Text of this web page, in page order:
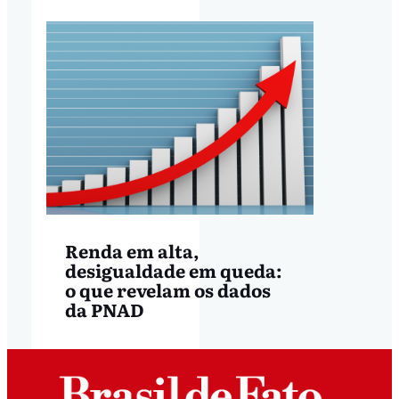
Renda em alta,
desigualdade em queda:
o que revelam os dados
da PNAD